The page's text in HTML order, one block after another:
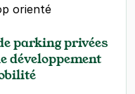
orienté
parking privées
développement